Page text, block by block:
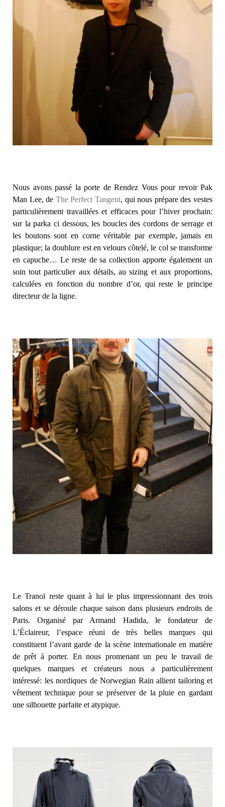
Nous avons passé la porte de Rendez Vous pour revoir Pak
Man Lee, de The Perfect Tangent, qui nous prépare des vestes
particulièrement travaillées et efficaces pour l’hiver prochain:
sur la parka ci dessous, les boucles des cordons de serrage et
les boutons sont en corne véritable par exemple, jamais en
plastique; la doublure est en velours côtelé, le col se transforme
en capuche… Le reste de sa collection apporte également un
soin tout particulier aux détails, au sizing et aux proportions,
calculées en fonction du nombre d’or, qui reste le principe
directeur de la ligne.
Le Tranoï reste quant à lui le plus impressionnant des trois
salons et se déroule chaque saison dans plusieurs endroits de
Paris. Organisé par Armand Hadida, le fondateur de
L’Éclaireur, l’espace réuni de très belles marques qui
constituent l’avant garde de la scène internationale en matière
de prêt à porter. En nous promenant un peu le travail de
quelques marques et créateurs nous a particulièrement
intéressé: les nordiques de Norwegian Rain allient tailoring et
vêtement technique pour se préserver de la pluie en gardant
une silhouette parfaite et atypique.